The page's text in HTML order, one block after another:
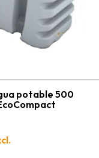
potable 500